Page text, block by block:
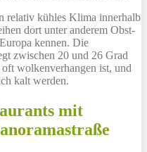
relativ kühles Klima innerhalb
dort unter anderem Obst-
kennen. Die
zwischen 20 und 26 Grad
wolkenverhangen ist, und
kalt werden.
mit